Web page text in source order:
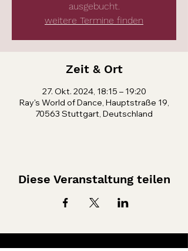
ausgebucht.
weitere Termine finden
Zeit & Ort
27. Okt. 2024, 18:15 – 19:20
Ray's World of Dance, Hauptstraße 19,
70563 Stuttgart, Deutschland
Diese Veranstaltung teilen